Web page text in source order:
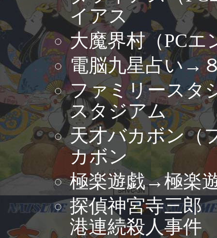
イアス
大魔界村（PC
電脳九星占い→
ファミリースタ
スタジアム
天才バカボン（
カボン
極楽遊戯→極楽
探偵神宮寺三
港連続殺人事件